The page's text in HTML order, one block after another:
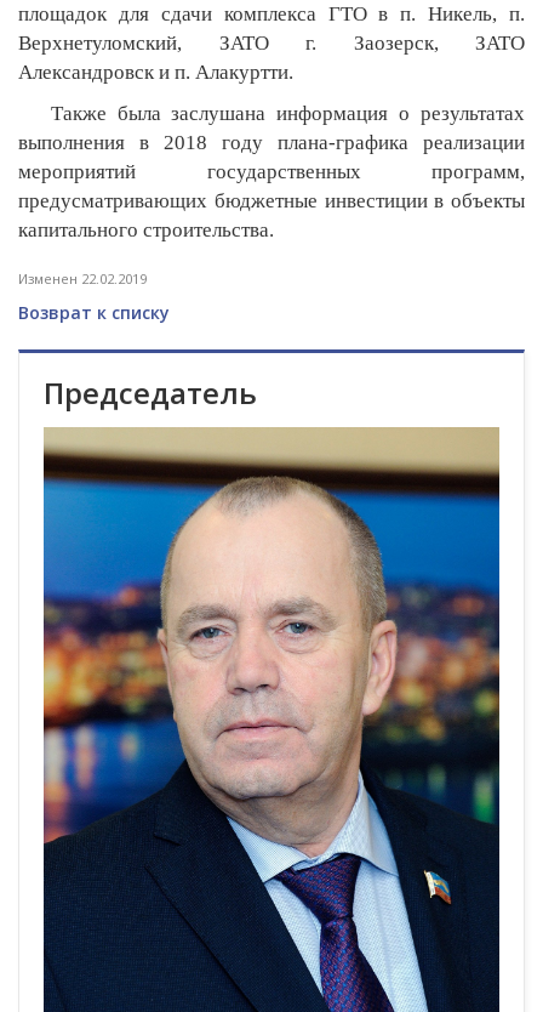
площадок для сдачи комплекса ГТО в п. Никель, п.
Верхнетуломский, ЗАТО г. Заозерск, ЗАТО
Александровск и п. Алакуртти.
Также была заслушана информация о результатах
выполнения в 2018 году плана-графика реализации
мероприятий государственных программ,
предусматривающих бюджетные инвестиции в объекты
капитального строительства.
Изменен 22.02.2019
Возврат к списку
Председатель